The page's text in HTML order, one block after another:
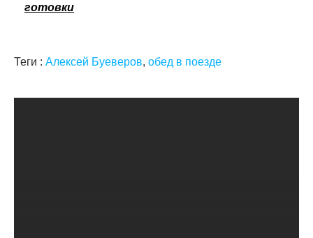
готовки
Теги : Алексей Буеверов, обед в поезде